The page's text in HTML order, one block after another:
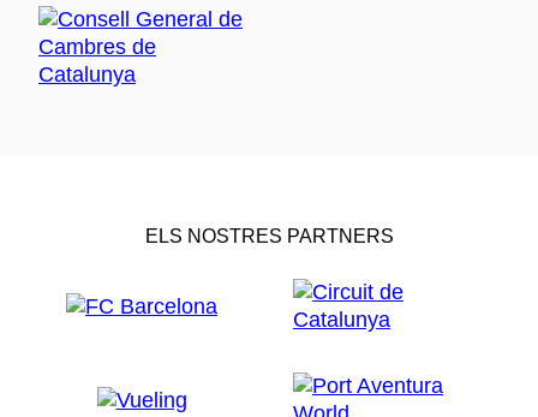
ELS NOSTRES PARTNERS